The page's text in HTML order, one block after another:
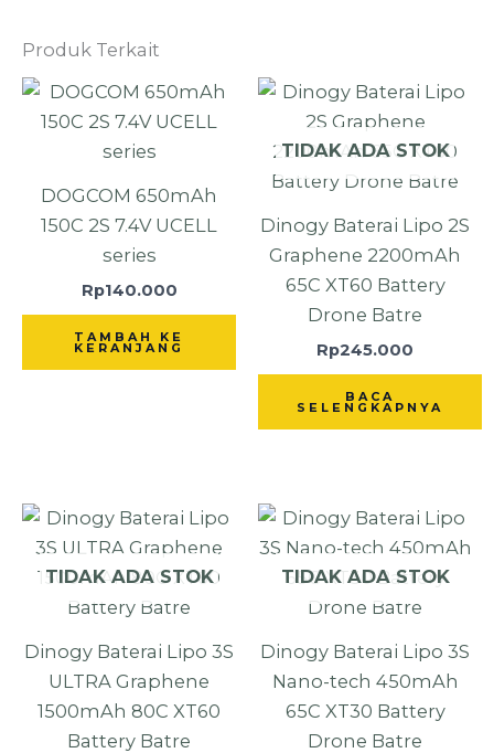
Produk Terkait
DOGCOM 650mAh
150C 2S 7.4V UCELL
series
Rp140.000
TAMBAH KE
KERANJANG
TIDAK ADA STOK
Dinogy Baterai Lipo 2S
Graphene 2200mAh
65C XT60 Battery
Drone Batre
Rp245.000
BACA
SELENGKAPNYA
TIDAK ADA STOK
Dinogy Baterai Lipo 3S
ULTRA Graphene
1500mAh 80C XT60
Battery Batre
TIDAK ADA STOK
Dinogy Baterai Lipo 3S
Nano-tech 450mAh
65C XT30 Battery
Drone Batre